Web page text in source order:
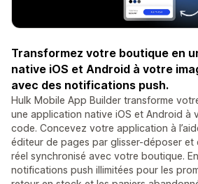
Transformez votre boutique en
native iOS et Android à votre
avec des notifications push.
Hulk Mobile App Builder transforme
une application native iOS et Android à
code. Concevez votre application à
éditeur de pages par glisser-déposer et
réel synchronisé avec votre boutique.
notifications push illimitées pour les